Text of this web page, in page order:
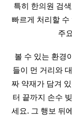
특히 한의원 검
빠르게 처리할
주
볼 수 있는 환경
들이 먼 거리와
짜 약재가 담겨
터 끝까지 손수
세요. 그 행보 뒤